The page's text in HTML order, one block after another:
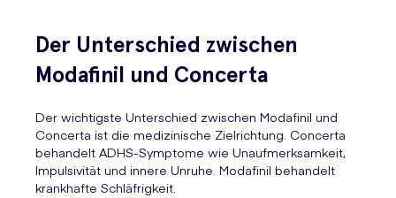
Der Unterschied zwischen
Modafinil und Concerta
Der wichtigste Unterschied zwischen Modafinil und
Concerta ist die medizinische Zielrichtung. Concerta
behandelt ADHS-Symptome wie Unaufmerksamkeit,
Impulsivität und innere Unruhe. Modafinil behandelt
krankhafte Schläfrigkeit.